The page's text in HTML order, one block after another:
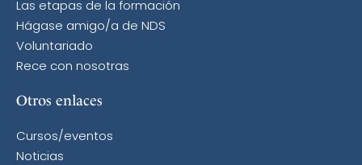
Las etapas de la formación
Hágase amigo/a de NDS
Voluntariado
Rece con nosotras
Otros enlaces
Cursos/eventos
Noticias